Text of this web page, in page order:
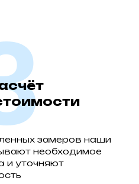
замеров наши
необходимое
и уточняют